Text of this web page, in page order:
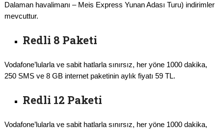
Dalaman havalimanı – Meis Express Yunan Adası Turu) indirimler
mevcuttur.
Redli 8 Paketi
Vodafone’lularla ve sabit hatlarla sınırsız, her yöne 1000 dakika,
250 SMS ve 8 GB internet paketinin aylık fiyatı 59 TL.
Redli 12 Paketi
Vodafone’lularla ve sabit hatlarla sınırsız, her yöne 1000 dakika,